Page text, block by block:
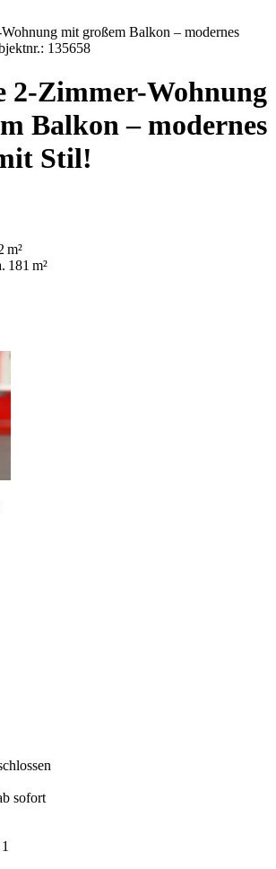
mit großem Balkon – modernes
135658
2-Zimmer-Wohnung
Balkon – modernes
Stil!
m²
181 m²
sofort
1